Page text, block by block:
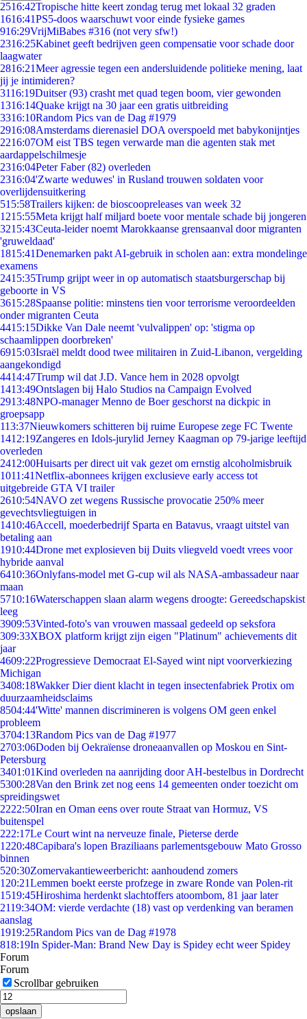
2516:42Tropische hitte keert zondag terug met lokaal 32 graden
1616:41PS5-doos waarschuwt voor einde fysieke games
916:29VrijMiBabes #316 (not very sfw!)
2316:25Kabinet geeft bedrijven geen compensatie voor schade door
laagwater
2816:21Meer agressie tegen een andersluidende politieke mening, laat
jij je intimideren?
3116:19Duitser (93) crasht met quad tegen boom, vier gewonden
1316:14Quake krijgt na 30 jaar een gratis uitbreiding
3316:10Random Pics van de Dag #1979
2916:08Amsterdams dierenasiel DOA overspoeld met babykonijntjes
2216:07OM eist TBS tegen verwarde man die agenten stak met
aardappelschilmesje
2316:04Peter Faber (82) overleden
2316:04'Zwarte weduwes' in Rusland trouwen soldaten voor
overlijdensuitkering
515:58Trailers kijken: de bioscoopreleases van week 32
1215:55Meta krijgt half miljard boete voor mentale schade bij jongeren
3215:43Ceuta-leider noemt Marokkaanse grensaanval door migranten
'gruweldaad'
1815:41Denemarken pakt AI-gebruik in scholen aan: extra mondelinge
examens
2415:35Trump grijpt weer in op automatisch staatsburgerschap bij
geboorte in VS
3615:28Spaanse politie: minstens tien voor terrorisme veroordeelden
onder migranten Ceuta
4415:15Dikke Van Dale neemt 'vulvalippen' op: 'stigma op
schaamlippen doorbreken'
6915:03Israël meldt dood twee militairen in Zuid-Libanon, vergelding
aangekondigd
4414:47Trump wil dat J.D. Vance hem in 2028 opvolgt
1413:49Ontslagen bij Halo Studios na Campaign Evolved
2913:48NPO-manager Menno de Boer geschorst na dickpic in
groepsapp
113:37Nieuwkomers schitteren bij ruime Europese zege FC Twente
1412:19Zangeres en Idols-jurylid Jerney Kaagman op 79-jarige leeftijd
overleden
2412:00Huisarts per direct uit vak gezet om ernstig alcoholmisbruik
1011:41Netflix-abonnees krijgen exclusieve early access tot
uitgebreide GTA VI trailer
2610:54NAVO zet wegens Russische provocatie 250% meer
gevechtsvliegtuigen in
1410:46Accell, moederbedrijf Sparta en Batavus, vraagt uitstel van
betaling aan
1910:44Drone met explosieven bij Duits vliegveld voedt vrees voor
hybride aanval
6410:36Onlyfans-model met G-cup wil als NASA-ambassadeur naar
maan
5710:16Waterschappen slaan alarm wegens droogte: Gereedschapskist
leeg
3909:53Vinted-foto's van vrouwen massaal gedeeld op seksfora
309:33XBOX platform krijgt zijn eigen "Platinum" achievements dit
jaar
4609:22Progressieve Democraat El-Sayed wint nipt voorverkiezing
Michigan
3408:18Wakker Dier dient klacht in tegen insectenfabriek Protix om
duurzaamheidsclaims
8504:44'Witte' mannen discrimineren is volgens OM geen enkel
probleem
3704:13Random Pics van de Dag #1977
2703:06Doden bij Oekraïense droneaanvallen op Moskou en Sint-
Petersburg
3401:01Kind overleden na aanrijding door AH-bestelbus in Dordrecht
5300:28Van den Brink zet nog eens 14 gemeenten onder toezicht om
spreidingswet
2222:50Iran en Oman eens over route Straat van Hormuz, VS
buitenspel
222:17Le Court wint na nerveuze finale, Pieterse derde
1220:48Capibara's lopen Braziliaans parlementsgebouw Mato Grosso
binnen
520:30Zomervakantieweerbericht: aanhoudend zomers
1 20:21Lemmen boekt eerste profzege in zware Ronde van Polen-rit
1519:45Hiroshima herdenkt slachtoffers atoombom, 81 jaar later
2119:34OM: vierde verdachte (18) vast op verdenking van beramen
aanslag
1919:25Random Pics van de Dag #1978
818:19In Spider-Man: Brand New Day is Spidey echt weer Spidey
Forum
Forum
Scrollbar gebruiken
opslaan